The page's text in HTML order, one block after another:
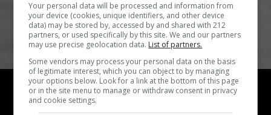
ΕΠΙΚΑΙΡΑ
Τα «Πρόσωπα του Ήρωα» αποκαλύπτονται μέσα
Your personal data will be processed and information from
your device (cookies, unique identifiers, and other device
data) may be stored by, accessed by and shared with 212
partners, or used specifically by this site. We and our partners
may use precise geolocation data. List of partners.
Some vendors may process your personal data on the basis
of legitimate interest, which you can object to by managing
your options below. Look for a link at the bottom of this page
or in the site menu to manage or withdraw consent in privacy
and cookie settings.